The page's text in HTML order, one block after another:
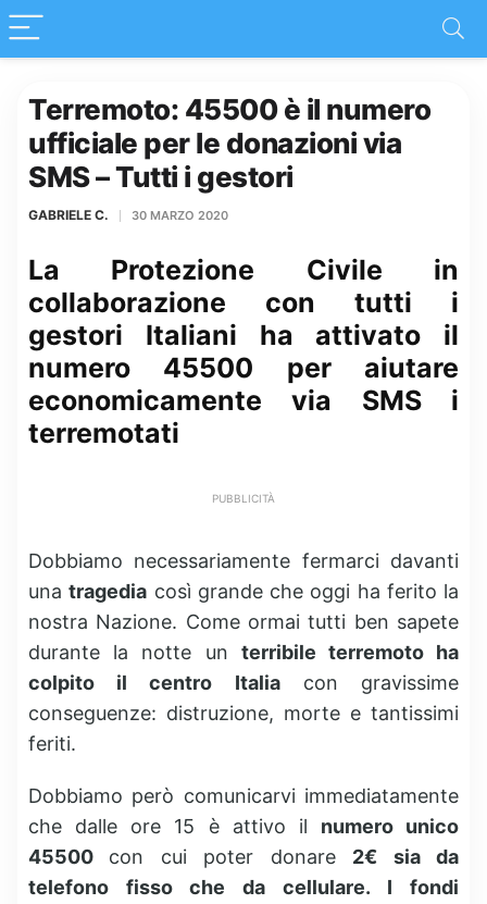
Terremoto: 45500 è il numero
ufficiale per le donazioni via
SMS – Tutti i gestori
GABRIELE C. 30 MARZO 2020
La Protezione Civile in
collaborazione con tutti i
gestori Italiani ha attivato il
numero 45500 per aiutare
economicamente via SMS i
terremotati
PUBBLICITÀ
Dobbiamo necessariamente fermarci davanti
unatragedia così grande che oggi ha ferito la
nostra Nazione. Come ormai tutti ben sapete
durante la notte un terribile terremoto ha
colpito il centro Italiacon gravissime
conseguenze: distruzione, morte e tantissimi
feriti.
Dobbiamo però comunicarvi immediatamente
che dalle ore 15 è attivo il numero unico
45500 con cui poter donare 2€ sia da
telefono fisso che da cellulare. I fondi